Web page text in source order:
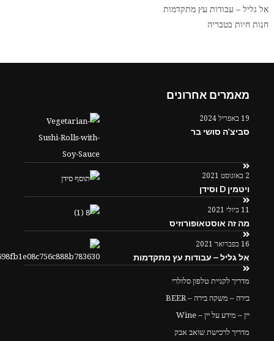
אל גליל – עבודות עץ מתקדמות
חנות חיות בטבריה
מאמרים אחרונים
19 באפריל 2024
סביצ'ה סושי בר
2 באוגוסט 2021
ויטמין D וסידן
11 ביולי 2021
מה זה אוסטאופורוזיס
16 בפברואר 2021
אל גליל – עבודות עץ מתקדמות
מדריך לקניית טלפון סלולרי
בירה – משקה בירה – BEER
יין – מידע על יין – Wine
מדריך לרכישת שואב אבק